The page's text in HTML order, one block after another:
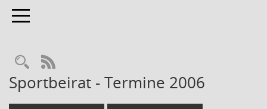
Toggle navigation
Rechercheauswahl
RSS-Feed
Sportbeirat - Termine 2006